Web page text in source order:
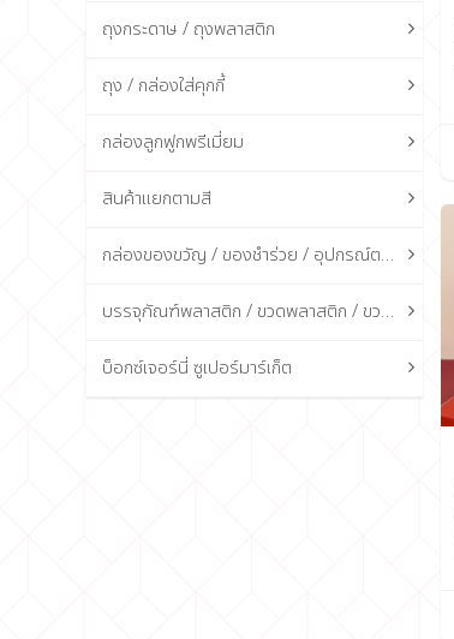
ถุงกระดาษ / ถุงพลาสติก
ถุง / กล่องใส่คุกกี้
กล่องลูกฟูกพรีเมี่ยม
สินค้าแยกตามสี
กล่องของขวัญ / ของชำร่วย / อุปกรณ์ตกแต่งกล่อง
บรรจุภัณฑ์พลาสติก / ขวดพลาสติก / ขวดแก้ว
บ็อกซ์เจอร์นี่ ซูเปอร์มาร์เก็ต